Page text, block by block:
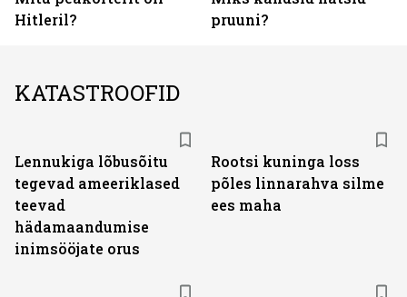
Hitleril?
pruuni?
KATASTROOFID
Lennukiga lõbusõitu
tegevad ameeriklased
teevad
hädamaandumise
inimsööjate orus
Rootsi kuninga loss
põles linnarahva silme
ees maha